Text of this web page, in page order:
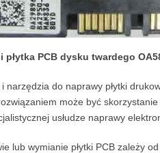
płytka PCB dysku twardego
narzędzia do naprawy płytki
może być
usłudze naprawy
lub wymianie płytki PCB zależy